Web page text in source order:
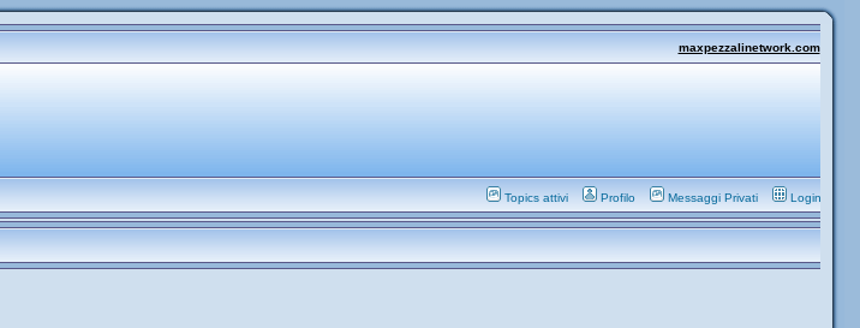
maxpezzalinetwork.com
Topics attivi Profilo Messaggi Privati Login